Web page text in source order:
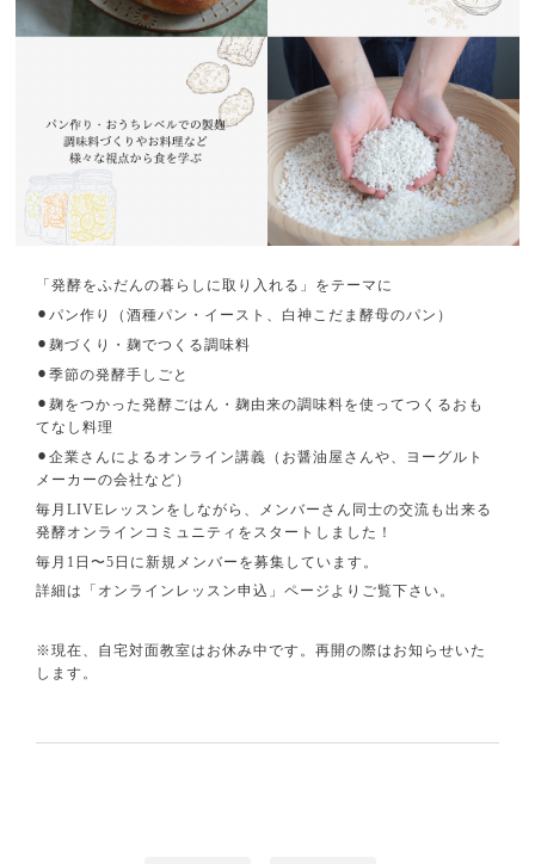
「発酵をふだんの暮らしに取り入れる」をテーマに
⚫︎パン作り（酒種パン・イースト、白神こだま酵母のパン）
⚫︎麹づくり・麹でつくる調味料
⚫︎季節の発酵手しごと
⚫︎麹をつかった発酵ごはん・麹由来の調味料を使ってつくるおも
てなし料理
⚫︎企業さんによるオンライン講義（お醤油屋さんや、ヨーグルト
メーカーの会社など）
毎月LIVEレッスンをしながら、メンバーさん同士の交流も出来る
発酵オンラインコミュニティをスタートしました！
毎月1日〜5日に新規メンバーを募集しています。
詳細は「オンラインレッスン申込」ページよりご覧下さい。
※現在、自宅対面教室はお休み中です。再開の際はお知らせいた
します。